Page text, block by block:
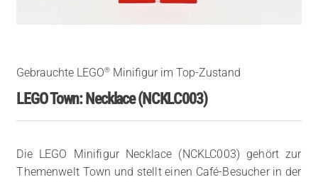
Gebrauchte LEGO® Minifigur im Top-Zustand
LEGO Town: Necklace (NCKLC003)
Die LEGO Minifigur Necklace (NCKLC003) gehört zur
Themenwelt Town und stellt einen Café-Besucher in der